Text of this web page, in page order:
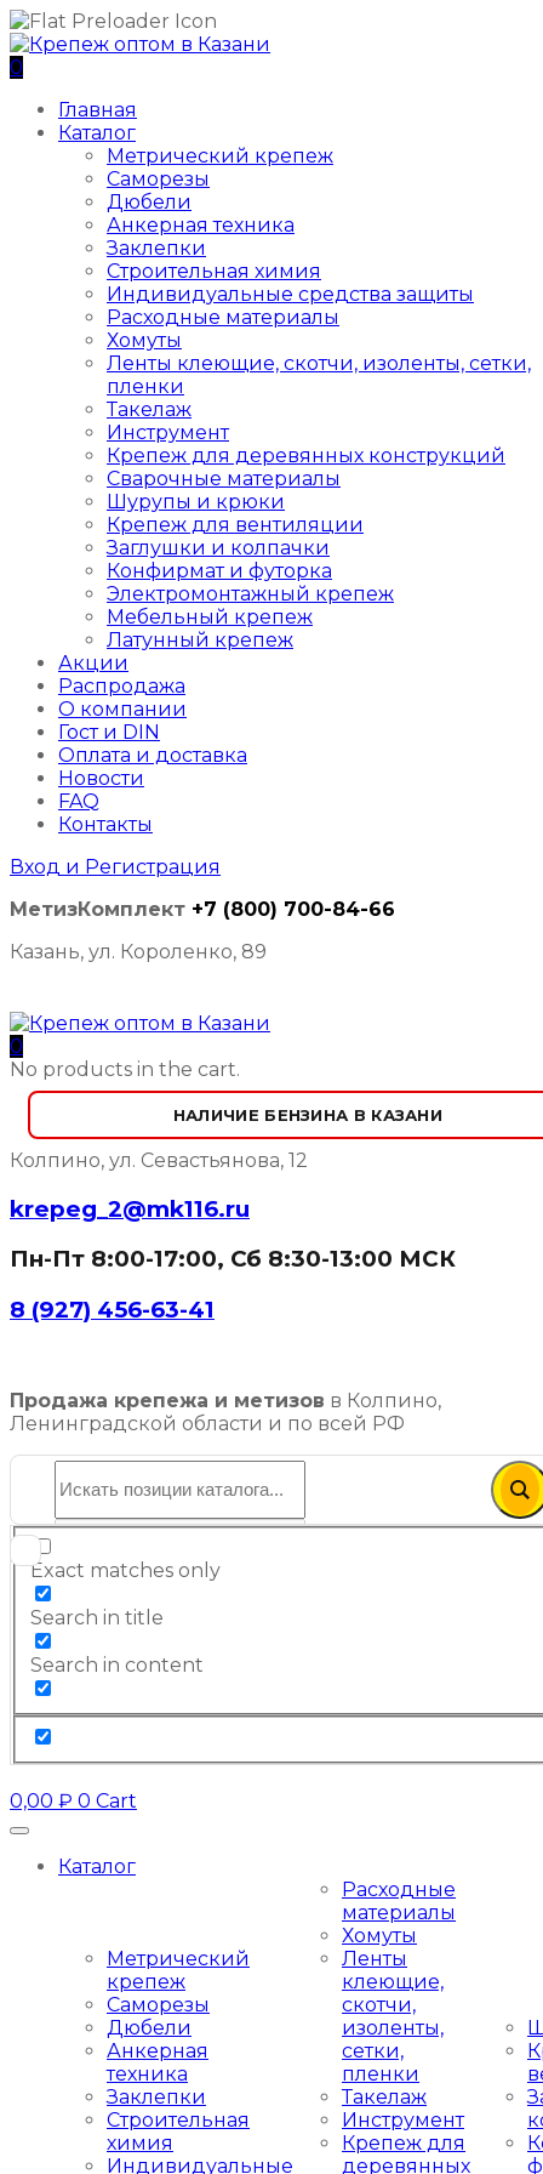
0
Главная
Каталог
Метрический крепеж
Саморезы
Дюбели
Анкерная техника
Заклепки
Строительная химия
Индивидуальные средства защиты
Расходные материалы
Хомуты
Ленты клеющие, скотчи, изоленты, сетки,
пленки
Такелаж
Инструмент
Крепеж для деревянных конструкций
Сварочные материалы
Шурупы и крюки
Крепеж для вентиляции
Заглушки и колпачки
Конфирмат и футорка
Электромонтажный крепеж
Мебельный крепеж
Латунный крепеж
Акции
Распродажа
О компании
Гост и DIN
Оплата и доставка
Новости
FAQ
Контакты
Вход и Регистрация
МетизКомплект +7 (800) 700-84-66
Казань, ул. Короленко, 89
0
No products in the cart.
НАЛИЧИЕ БЕНЗИНА В КАЗАНИ
Колпино, ул. Севастьянова, 12
krepeg_2@mk116.ru
Пн-Пт 8:00-17:00, Сб 8:30-13:00 МСК
8 (927) 456-63-41
Продажа крепежа и метизов в Колпино,
Ленинградской области и по всей РФ
Exact matches only
Search in title
Search in content
0,00 ₽ 0 Cart
Каталог
Метрический
крепеж
Саморезы
Дюбели
Анкерная
техника
Заклепки
Строительная
химия
Индивидуальные
Расходные
материалы
Хомуты
Ленты
клеющие,
скотчи,
изоленты,
сетки,
пленки
Такелаж
Инструмент
Крепеж для
деревянных